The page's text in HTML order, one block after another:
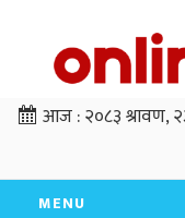
आज :२०८३ श्रावण,
MENU